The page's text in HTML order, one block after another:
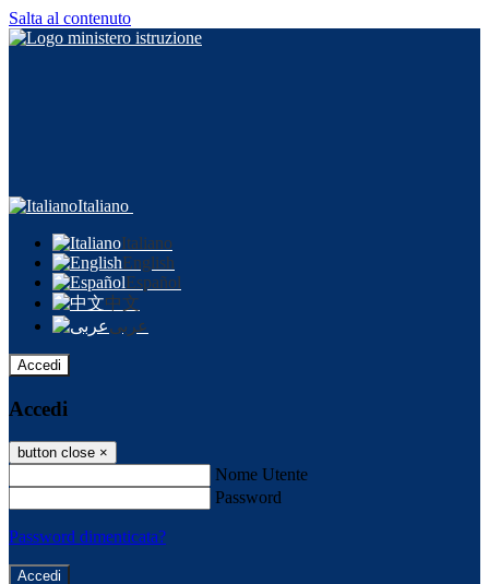
Salta al contenuto
Italiano
Italiano
English
Español
中文
عربى
Accedi
Accedi
button close ×
Nome Utente
Password
Password dimenticata?